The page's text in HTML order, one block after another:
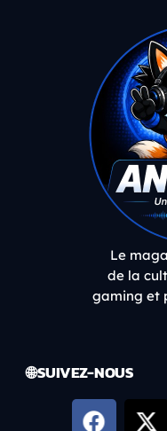
Le
de la
gaming et
🌐 SUIVEZ-NOUS